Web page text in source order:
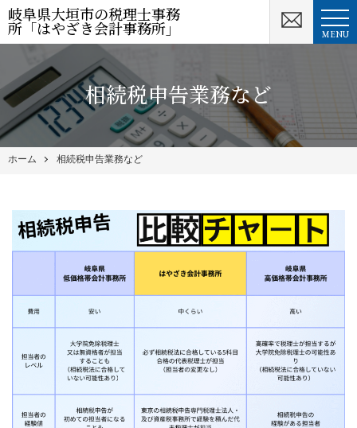
岐阜県大垣市の税理士事務
所「はやざき会計事務所」 MENU
相続税申告業務など
ホーム 相続税申告業務など